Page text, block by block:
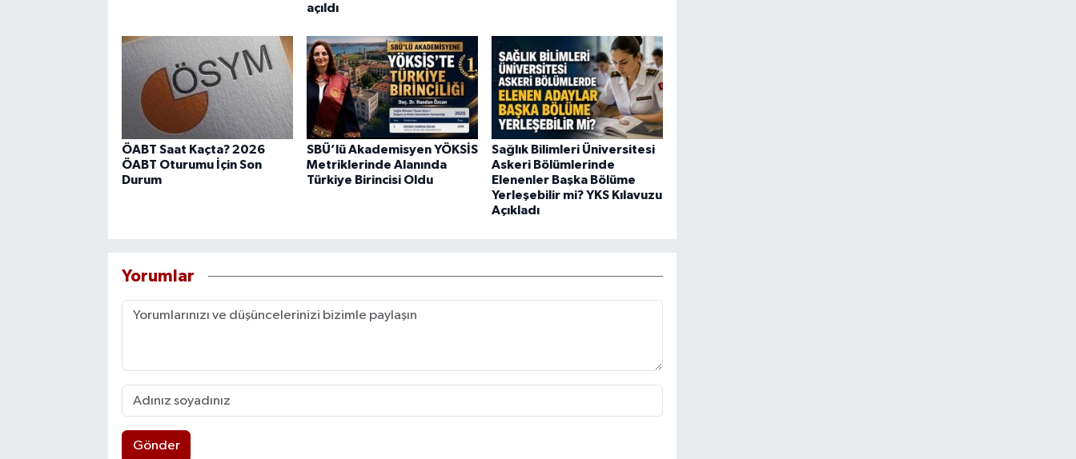
açıldı
ÖABT Saat Kaçta? 2026
ÖABT Oturumu İçin Son
Durum
SBÜ’lü Akademisyen YÖKSİS
Metriklerinde Alanında
Türkiye Birincisi Oldu
Sağlık Bilimleri Üniversitesi
Askeri Bölümlerinde
Elenenler Başka Bölüme
Yerleşebilir mi? YKS Kılavuzu
Açıkladı
Yorumlar
Gönder